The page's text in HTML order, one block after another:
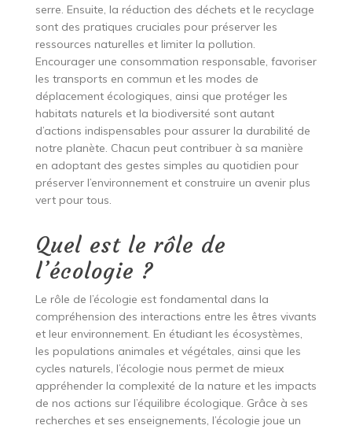
serre. Ensuite, la réduction des déchets et le recyclage
sont des pratiques cruciales pour préserver les
ressources naturelles et limiter la pollution.
Encourager une consommation responsable, favoriser
les transports en commun et les modes de
déplacement écologiques, ainsi que protéger les
habitats naturels et la biodiversité sont autant
d’actions indispensables pour assurer la durabilité de
notre planète. Chacun peut contribuer à sa manière
en adoptant des gestes simples au quotidien pour
préserver l’environnement et construire un avenir plus
vert pour tous.
Quel est le rôle de
l’écologie ?
Le rôle de l’écologie est fondamental dans la
compréhension des interactions entre les êtres vivants
et leur environnement. En étudiant les écosystèmes,
les populations animales et végétales, ainsi que les
cycles naturels, l’écologie nous permet de mieux
appréhender la complexité de la nature et les impacts
de nos actions sur l’équilibre écologique. Grâce à ses
recherches et ses enseignements, l’écologie joue un